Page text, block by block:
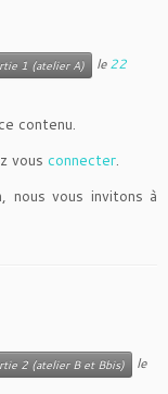
1 (atelier A) le22
contenu.
vous connecter.
nous vous invitons à
2 (atelier B et Bbis)
le